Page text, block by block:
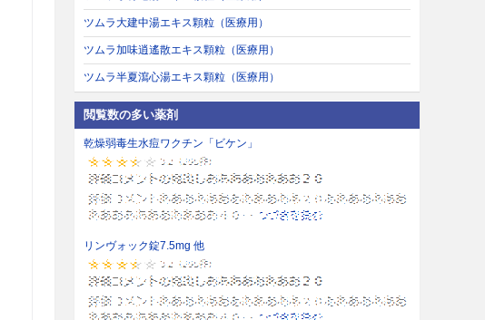
ツムラ大建中湯エキス顆粒（医療用）
ツムラ加味逍遙散エキス顆粒（医療用）
ツムラ半夏瀉心湯エキス顆粒（医療用）
閲覧数の多い薬剤
乾燥弱毒生水痘ワクチン「ビケン」
リンヴォック錠7.5mg 他